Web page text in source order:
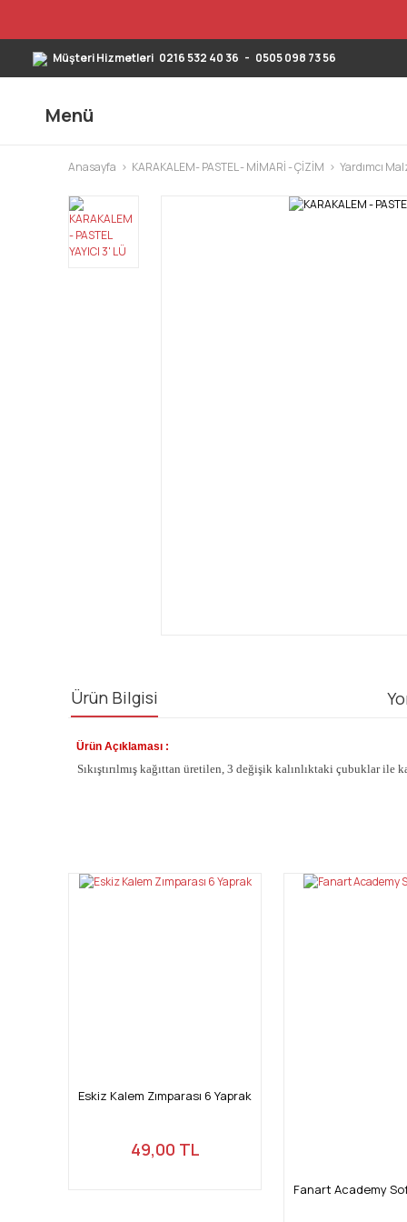
Müşteri Hizmetleri 0216 532 40 36 - 0505 098 73 56
Menü
Anasayfa KARAKALEM- PASTEL - MİMARİ - ÇİZİM Yardımcı
Ürün Bilgisi
Ürün Açıklaması :
Sıkıştırılmış kağıttan üretilen, 3 değişik kalınlıktaki çubuklar ile
Ürün resmi kalitesiz, bozuk veya görüntülenemiyor.
Eskiz Kalem Zımparası 6 Yaprak
49,00 TL
Fanart Academy